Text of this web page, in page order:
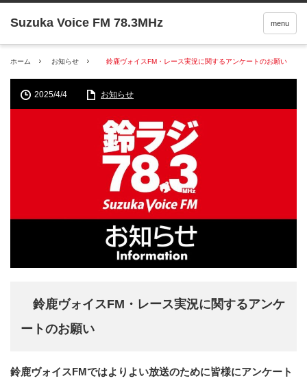
menu
ホーム お知らせ 鈴鹿ヴォイスFM・レース実況に関するアンケートのお願い
2025/4/4 お知らせ
鈴鹿ヴォイスFM・レース実況に関するアンケ
ートのお願い
鈴鹿ヴォイスFMではよりよい放送のために皆様にアンケート